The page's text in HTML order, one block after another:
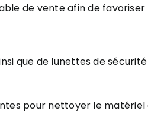
de vente afin de favoriser
que de lunettes de
pour nettoyer le